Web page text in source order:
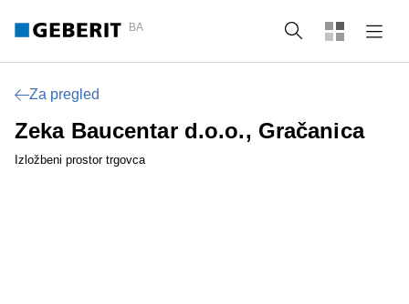
BA Tražilica
Za pregled
Zeka Baucentar d.o.o., Gračanica
Izložbeni prostor trgovca